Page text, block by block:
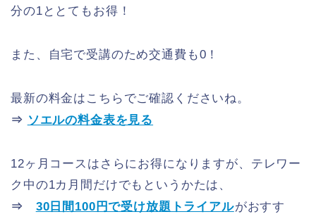
分の1ととてもお得！
また、自宅で受講のため交通費も0！
最新の料金はこちらでご確認くださいね。
⇒ ソエルの料金表を見る
12ヶ月コースはさらにお得になりますが、テレワー
ク中の1カ月間だけでもというかたは、
⇒ 30日間100円で受け放題トライアルがおすす